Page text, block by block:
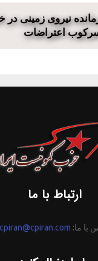
نیروی زمینی
اعتراضات
ارتباط با ما
با ما: cpiran@cpiran.com